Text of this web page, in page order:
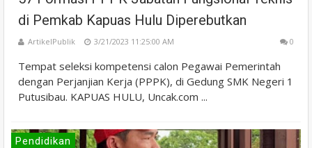
di Pemkab Kapuas Hulu Diperebutkan
ArtikelPublik 3/21/2023 11:25:00 AM 0
Tempat seleksi kompetensi calon Pegawai Pemerintah
dengan Perjanjian Kerja (PPPK), di Gedung SMK Negeri 1
Putusibau. KAPUAS HULU, Uncak.com ...
Pendidikan